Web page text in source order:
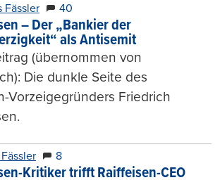
Fässler 40
– Der „Bankier der
als Antisemit
(übernommen von
Die dunkle Seite des
Vorzeigegründers Friedrich
8
Kritiker trifft Raiffeisen-CEO